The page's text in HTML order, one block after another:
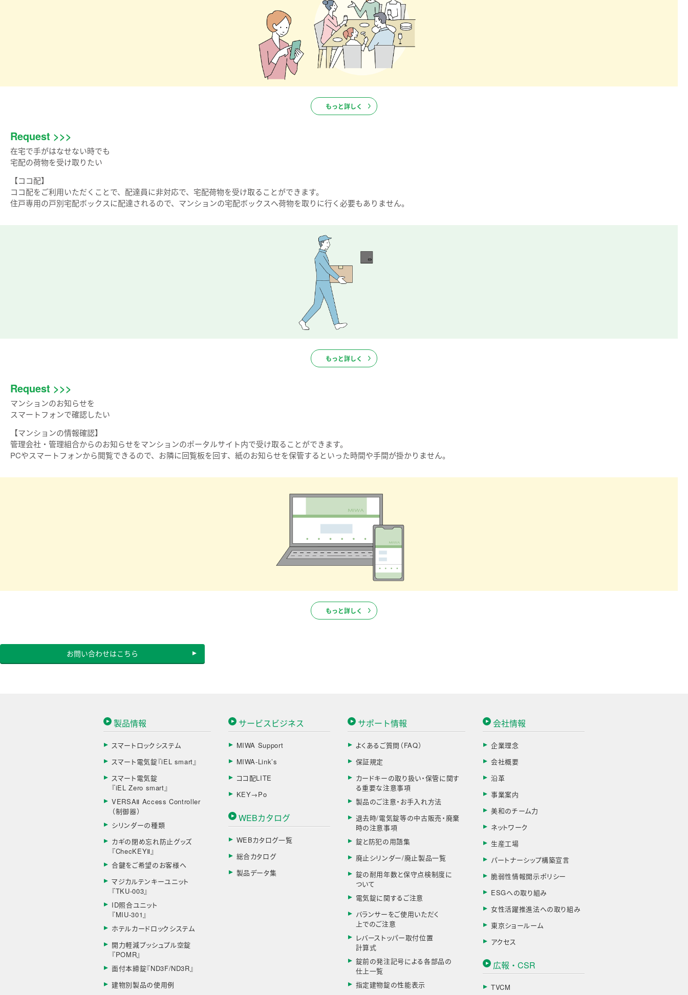
もっと詳しく
Request >>>
在宅で手がはなせない時でも
宅配の荷物を受け取りたい
【ココ配】
ココ配をご利用いただくことで、配達員に非対応で、宅配荷物を受け取ることができます。
住戸専用の戸別宅配ボックスに配達されるので、マンションの宅配ボックスへ荷物を取りに行く必要もありません。
もっと詳しく
Request >>>
マンションのお知らせを
スマートフォンで確認したい
【マンションの情報確認】
管理会社・管理組合からのお知らせをマンションのポータルサイト内で受け取ることができます。
PCやスマートフォンから閲覧できるので、お隣に回覧板を回す、紙のお知らせを保管するといった時間や手間が掛かりません。
もっと詳しく
お問い合わせはこちら
製品情報
スマートロックシステム
スマート電気錠『iEL smart』
スマート電気錠
『iEL Zero smart』
VERSAⅡ Access Controller
（制御器）
シリンダーの種類
カギの閉め忘れ防止グッズ
『ChecKEYⅡ』
合鍵をご希望のお客様へ
マジカルテンキーユニット
『TKU-003』
ID照合ユニット
『MIU-301』
ホテルカードロックシステム
開力軽減プッシュプル空錠
『POMR』
面付本締錠『ND3F/ND3R』
建物別製品の使用例
サービスビジネス
MIWA Support
MIWA-Link’s
ココ配LITE
KEY→Po
WEBカタログ
WEBカタログ一覧
総合カタログ
製品データ集
サポート情報
よくあるご質問（FAQ）
保証規定
カードキーの取り扱い・保管に関す
る重要な注意事項
製品のご注意・お手入れ方法
退去時/電気錠等の中古販売・廃棄
時の注意事項
錠と防犯の用語集
廃止シリンダー/廃止製品一覧
錠の耐用年数と保守点検制度に
ついて
電気錠に関するご注意
バランサーをご使用いただく
上でのご注意
レバーストッパー取付位置
計算式
錠前の発注記号による各部品の
仕上一覧
指定建物錠の性能表示
会社情報
企業理念
会社概要
沿革
事業案内
美和のチーム力
ネットワーク
生産工場
パートナーシップ構築宣言
脆弱性情報開示ポリシー
ESGへの取り組み
女性活躍推進法への取り組み
東京ショールーム
アクセス
広報・CSR
TVCM